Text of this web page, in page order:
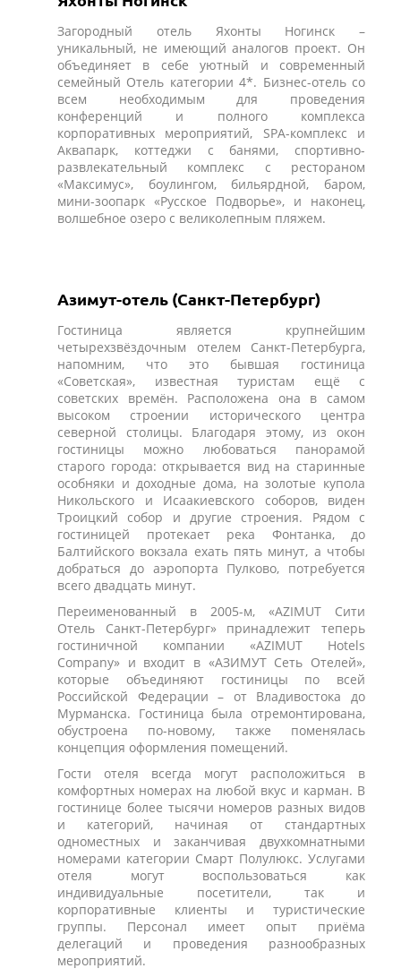
Загородный отель Яхонты Ногинск –
уникальный, не имеющий аналогов проект. Он
объединяет в себе уютный и современный
семейный Отель категории 4*. Бизнес-отель со
всем необходимым для проведения
конференций и полного комплекса
корпоративных мероприятий, SPA-комплекс и
Аквапарк, коттеджи с банями, спортивно-
развлекательный комплекс с рестораном
«Максимус», боулингом, бильярдной, баром,
мини-зоопарк «Русское Подворье», и наконец,
волшебное озеро c великолепным пляжем.
Азимут-отель (Санкт-Петербург)
Гостиница является крупнейшим
четырехзвёздочным отелем Санкт-Петербурга,
напомним, что это бывшая гостиница
«Советская», известная туристам ещё с
советских времён. Расположена она в самом
высоком строении исторического центра
северной столицы. Благодаря этому, из окон
гостиницы можно любоваться панорамой
старого города: открывается вид на старинные
особняки и доходные дома, на золотые купола
Никольского и Исаакиевского соборов, виден
Троицкий собор и другие строения. Рядом с
гостиницей протекает река Фонтанка, до
Балтийского вокзала ехать пять минут, а чтобы
добраться до аэропорта Пулково, потребуется
всего двадцать минут.
Переименованный в 2005-м, «AZIMUT Сити
Отель Санкт-Петербург» принадлежит теперь
гостиничной компании «AZIMUT Hotels
Company» и входит в «АЗИМУТ Сеть Отелей»,
которые объединяют гостиницы по всей
Российской Федерации – от Владивостока до
Мурманска. Гостиница была отремонтирована,
обустроена по-новому, также поменялась
концепция оформления помещений.
Гости отеля всегда могут расположиться в
комфортных номерах на любой вкус и карман. В
гостинице более тысячи номеров разных видов
и категорий, начиная от стандартных
одноместных и заканчивая двухкомнатными
номерами категории Смарт Полулюкс. Услугами
отеля могут воспользоваться как
индивидуальные посетители, так и
корпоративные клиенты и туристические
группы. Персонал имеет опыт приёма
делегаций и проведения разнообразных
мероприятий.